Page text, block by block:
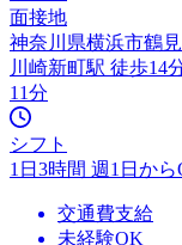
面接地
神奈川県横浜市鶴
川崎新町駅 徒歩14
11分
シフト
1日3時間 週1日から
交通費支給
未経験OK